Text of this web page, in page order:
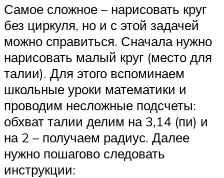
Самое сложное – нарисовать круг
без циркуля, но и с этой задачей
можно справиться. Сначала нужно
нарисовать малый круг (место для
талии). Для этого вспоминаем
школьные уроки математики и
проводим несложные подсчеты:
обхват талии делим на 3,14 (пи) и
на 2 – получаем радиус. Далее
нужно пошагово следовать
инструкции: